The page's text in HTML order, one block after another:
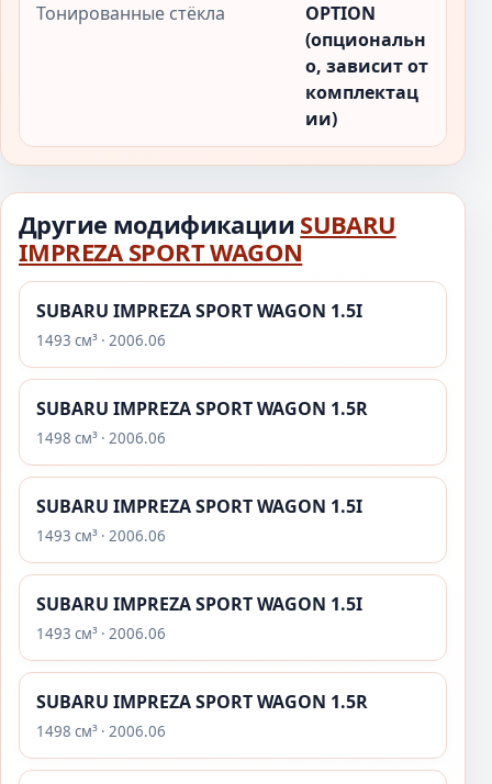
Тонированные стёкла
OPTION
(опциональн
о, зависит от
комплектац
ии)
Другие модификации SUBARU
IMPREZA SPORT WAGON
SUBARU IMPREZA SPORT WAGON 1.5I
1493 см³ · 2006.06
SUBARU IMPREZA SPORT WAGON 1.5R
1498 см³ · 2006.06
SUBARU IMPREZA SPORT WAGON 1.5I
1493 см³ · 2006.06
SUBARU IMPREZA SPORT WAGON 1.5I
1493 см³ · 2006.06
SUBARU IMPREZA SPORT WAGON 1.5R
1498 см³ · 2006.06